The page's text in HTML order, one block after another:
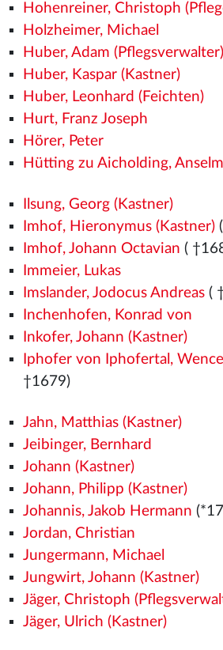
Hohenreiner, Christoph
Holzheimer, Michael
Huber, Adam (Pflegsverwalter)
Huber, Kaspar (Kastner)
Huber, Leonhard (Feichten)
Hurt, Franz Joseph
Hörer, Peter
Hütting zu Aicholding,
Ilsung, Georg (Kastner)
Imhof, Hieronymus (Kastner)(
Imhof, Johann Octavian (
Immeier, Lukas
Imslander, Jodocus Andreas(
Inchenhofen, Konrad von
Inkofer, Johann (Kastner)
Iphofer von Iphofertal,
†1679)
Jahn, Matthias (Kastner)
Jeibinger, Bernhard
Johann (Kastner)
Johann, Philipp (Kastner)
Johannis, Jakob Hermann
Jordan, Christian
Jungermann, Michael
Jungwirt, Johann (Kastner)
Jäger, Christoph
Jäger, Ulrich (Kastner)